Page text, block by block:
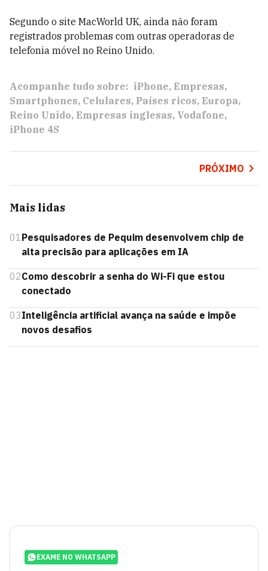
Segundo o site MacWorld UK, ainda não foram
registrados problemas com outras operadoras de
telefonia móvel no Reino Unido.
Acompanhe tudo sobre: iPhone Empresas
Smartphones Celulares Países ricos Europa
Reino Unido Empresas inglesas Vodafone
iPhone 4S
PRÓXIMO
Mais lidas
01Pesquisadores de Pequim desenvolvem chip de
alta precisão para aplicações em IA
02Como descobrir a senha do Wi-Fi que estou
conectado
03Inteligência artificial avança na saúde e impõe
novos desafios
EXAME NO WHATSAPP